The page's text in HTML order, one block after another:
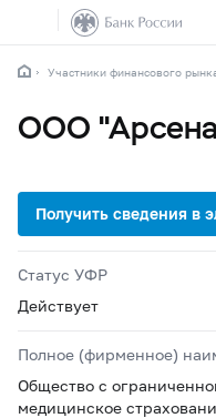
Участники финансового
ООО
Статус УФР
Действует
Полное (фирменное)
Общество с
медицинское